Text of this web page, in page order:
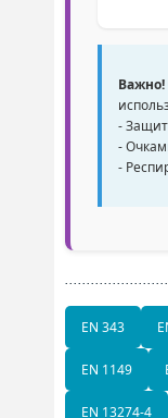
Важно!
-
-
-
EN 343
EN 1149
EN 13274-4